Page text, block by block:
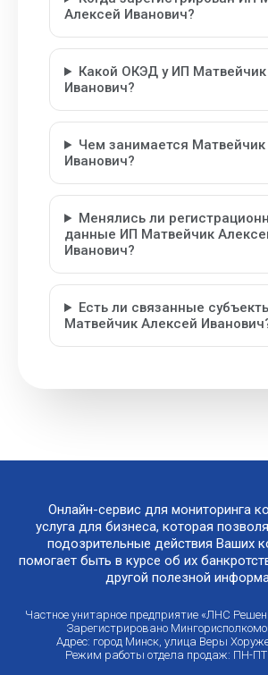
Алексей Иванович?
Какой ОКЭД у ИП
Иванович?
Чем занимается Матвейчик
Иванович?
Менялись ли
данные ИП Матвейчик
Иванович?
Есть ли связанные
Матвейчик Алексей
Онлайн-сервис для мониторинга
услуга для бизнеса, которая
подозрительные действия Ваших
помогает быть в курсе об их
другой полезной
Частное унитарное предприятие «ЛНС
Зарегистрировано
Адрес: город Минск, улица Веры
Режим работы отдела продаж: ПН-ПТ